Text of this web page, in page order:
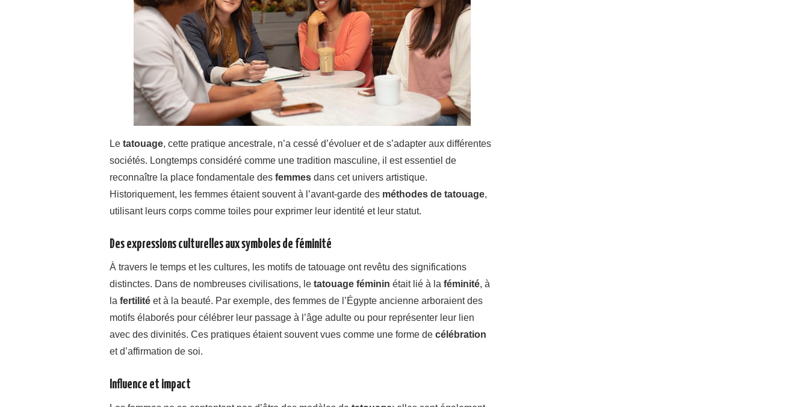
Le tatouage, cette pratique ancestrale, n’a cessé d’évoluer et de s’adapter aux différentes
sociétés. Longtemps considéré comme une tradition masculine, il est essentiel de
reconnaître la place fondamentale des femmes dans cet univers artistique.
Historiquement, les femmes étaient souvent à l’avant-garde des méthodes de tatouage,
utilisant leurs corps comme toiles pour exprimer leur identité et leur statut.
Des expressions culturelles aux symboles de féminité
À travers le temps et les cultures, les motifs de tatouage ont revêtu des significations
distinctes. Dans de nombreuses civilisations, le tatouage féminin était lié à la féminité, à
la fertilité et à la beauté. Par exemple, des femmes de l’Égypte ancienne arboraient des
motifs élaborés pour célébrer leur passage à l’âge adulte ou pour représenter leur lien
avec des divinités. Ces pratiques étaient souvent vues comme une forme de célébration
et d’affirmation de soi.
Influence et impact